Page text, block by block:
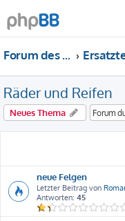
Forum des DS-Club Deutschland e.V.
Räder und Reifen
Neues Thema
neue Felgen
Letzter Beitrag von
Antworten: 45